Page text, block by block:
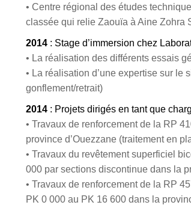
• Centre régional des études
classée qui relie Zaouïa à Aine Zohra
2014 : Stage d’immersion chez
• La réalisation des différents essais
• La réalisation d’une expertise sur le
gonflement/retrait)
2014 : Projets dirigés en tant que
• Travaux de renforcement de la RP
province d’Ouezzane (traitement en
• Travaux du revêtement superficiel
000 par sections discontinue dans la
• Travaux de renforcement de la RP
PK 0 000 au PK 16 600 dans la